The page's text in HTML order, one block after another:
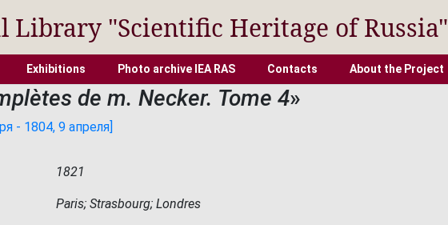
Library "Scientific Heritage of Russia"
Exhibitions Photo archive IEA RAS Contacts About the Project
de m. Necker. Tome 4»
- 1804, 9 апреля]
1821
Paris; Strasbourg; Londres